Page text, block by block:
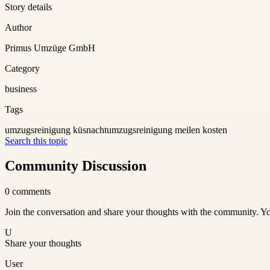
Story details
Author
Primus Umzüge GmbH
Category
business
Tags
umzugsreinigung küsnachtumzugsreinigung meilen kosten
Search this topic
Community Discussion
0 comments
Join the conversation and share your thoughts with the community.
U
Share your thoughts
User